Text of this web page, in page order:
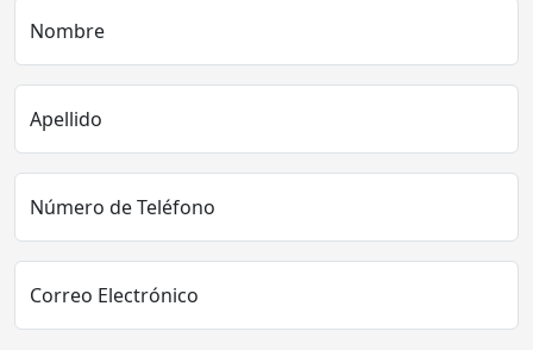
Nombre
Apellido
Número de Teléfono
Correo Electrónico